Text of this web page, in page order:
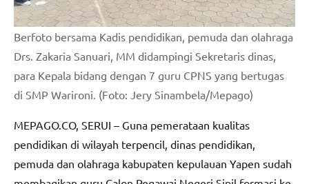
Berfoto bersama Kadis pendidikan, pemuda dan olahraga
Drs. Zakaria Sanuari, MM didampingi Sekretaris dinas,
para Kepala bidang dengan 7 guru CPNS yang bertugas
di SMP Warironi. (Foto: Jery Sinambela/Mepago)
MEPAGO.CO, SERUI – Guna pemerataan kualitas
pendidikan di wilayah terpencil, dinas pendidikan,
pemuda dan olahraga kabupaten kepulauan Yapen sudah